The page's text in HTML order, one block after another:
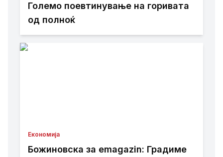
Големо поевтинување на горивата
од полноќ
Економија
Божиновска за emagazin: Градиме